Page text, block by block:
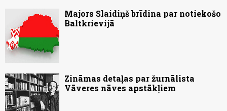
Majors Slaidiņš brīdina par notiekošo
Baltkrievijā
Zināmas detaļas par žurnālista
Vāveres nāves apstākļiem